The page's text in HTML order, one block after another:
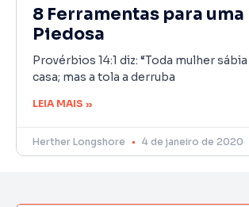
8 Ferramentas para uma
Piedosa
Provérbios 14:1 diz: “Toda mulher
casa; mas a tola a derruba
LEIA MAIS »
Herther Longshore 4 de janeiro de 2020